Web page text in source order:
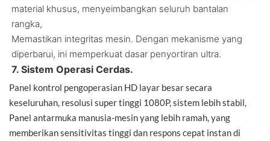
material khusus, menyeimbangkan seluruh bantalan
rangka,
Memastikan integritas mesin. Dengan mekanisme yang
diperbarui, ini memperkuat dasar penyortiran ultra.
7. Sistem Operasi Cerdas.
Panel kontrol pengoperasian HD layar besar secara
keseluruhan, resolusi super tinggi 1080P, sistem lebih stabil,
Panel antarmuka manusia-mesin yang lebih ramah, yang
memberikan sensitivitas tinggi dan respons cepat instan di